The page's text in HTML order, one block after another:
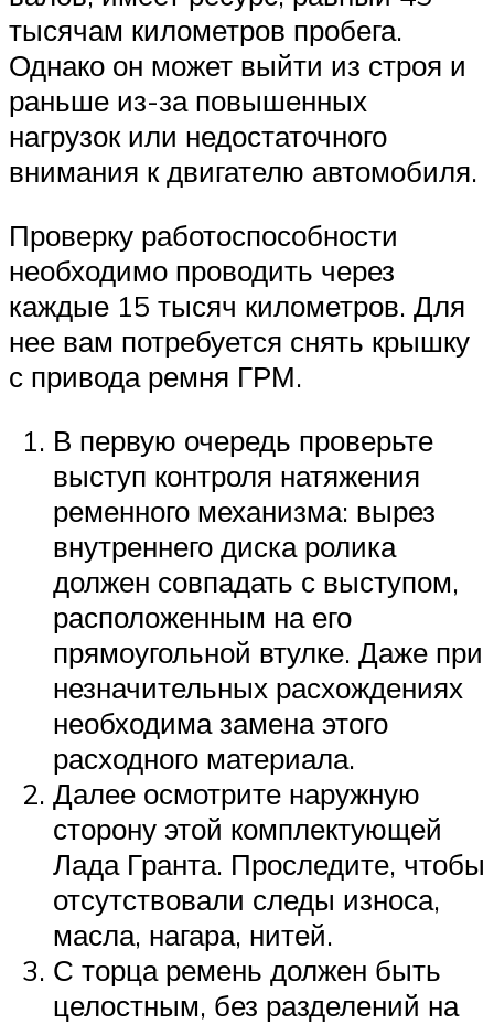
тысячам километров пробега.
Однако он может выйти из строя и
раньше из-за повышенных
нагрузок или недостаточного
внимания к двигателю автомобиля.
Проверку работоспособности
необходимо проводить через
каждые 15 тысяч километров. Для
нее вам потребуется снять крышку
с привода ремня ГРМ.
В первую очередь проверьте
выступ контроля натяжения
ременного механизма: вырез
внутреннего диска ролика
должен совпадать с выступом,
расположенным на его
прямоугольной втулке. Даже при
незначительных расхождениях
необходима замена этого
расходного материала.
Далее осмотрите наружную
сторону этой комплектующей
Лада Гранта. Проследите, чтобы
отсутствовали следы износа,
масла, нагара, нитей.
С торца ремень должен быть
целостным, без разделений на